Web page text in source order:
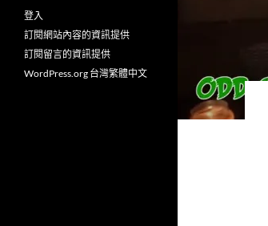
登入
訂閱網站內容的資訊提供
訂閱留言的資訊提供
WordPress.org 台灣繁體中文